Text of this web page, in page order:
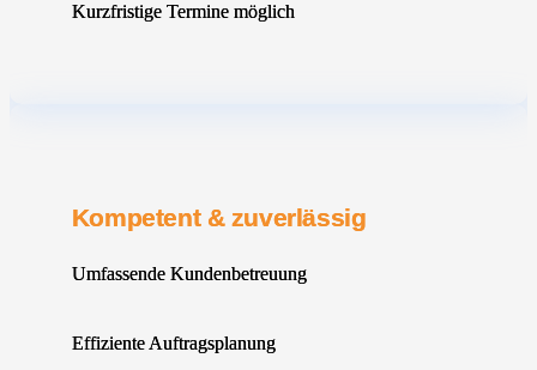
Kurzfristige Termine möglich
Kompetent & zuverlässig
Umfassende Kundenbetreuung
Effiziente Auftragsplanung